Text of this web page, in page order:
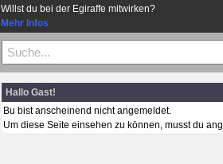
Willst du bei der Egiraffe mitwirken?
Mehr Infos
Hallo Gast!
Bu bist anscheinend nicht angemeldet.
Um diese Seite einsehen zu können, musst du